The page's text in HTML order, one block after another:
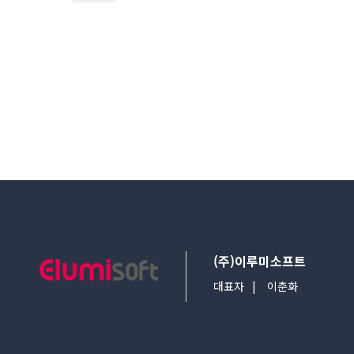
(주)이루미소프트
대표자 이춘화